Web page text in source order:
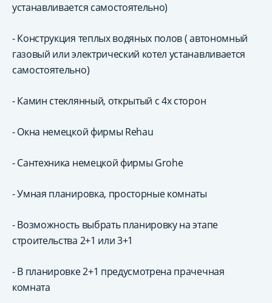
устанавливается самостоятельно)
- Конструкция теплых водяных полов ( автономный
газовый или электрический котел устанавливается
самостоятельно)
- Камин стеклянный, открытый с 4х сторон
- Окна немецкой фирмы Rehau
- Сантехника немецкой фирмы Grohe
- Умная планировка, просторные комнаты
- Возможность выбрать планировку на этапе
строительства 2+1 или 3+1
- В планировке 2+1 предусмотрена прачечная
комната